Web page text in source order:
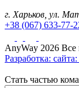
г. Харьков, ул.
+38 (067) 633-77-
AnyWay 2026
Разработка: сайта:
Стать частью